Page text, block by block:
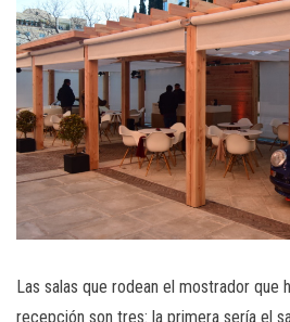
Las salas que rodean el mostrador que
recepción son tres: la primera sería el